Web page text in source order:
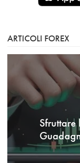
ARTICOLI FOREX
Sfruttare